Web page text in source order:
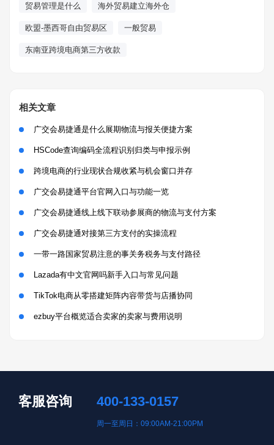
贸易管理是什么 海外贸易建立海外仓
欧盟-墨西哥自由贸易区 一般贸易
东南亚跨境电商第三方收款
相关文章
广交会易捷通是什么展期物流与报关便捷方案
HSCode查询编码全流程识别归类与申报示例
跨境电商的行业现状合规收紧与机会窗口并存
广交会易捷通平台官网入口与功能一览
广交会易捷通线上线下联动参展商的物流与支付方案
广交会易捷通对接第三方支付的实操流程
一带一路国家贸易注意的事关务税务与支付路径
Lazada有中文官网吗新手入口与常见问题
TikTok电商从零搭建矩阵内容带货与店播协同
ezbuy平台概览适合卖家的卖家与费用说明
客服咨询 400-133-0157
周一至周日：09:00AM-21:00PM